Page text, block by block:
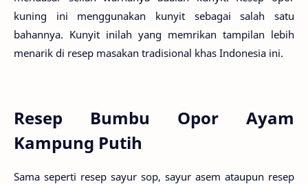
kuning ini menggunakan kunyit sebagai salah satu
bahannya. Kunyit inilah yang memrikan tampilan lebih
menarik di resep masakan tradisional khas Indonesia ini.
Resep Bumbu Opor Ayam
Kampung Putih
Sama seperti resep sayur sop, sayur asem ataupun resep